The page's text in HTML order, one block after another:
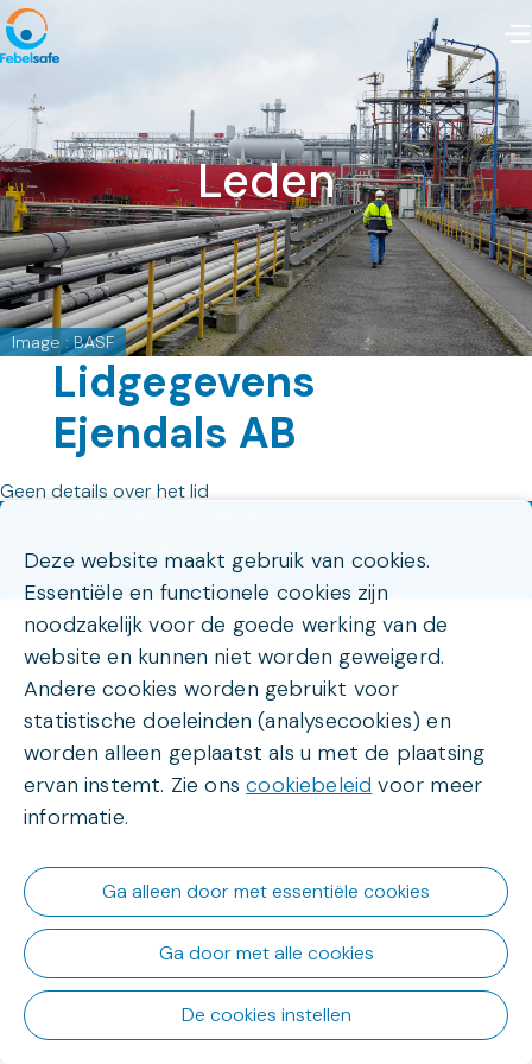
Leden
Image : BASF
Lidgegevens
Ejendals AB
Geen details over het lid
Persoonlijke gegevens
Cookies
Powered by Organica
Deze website maakt gebruik van cookies.
Essentiële en functionele cookies zijn
noodzakelijk voor de goede werking van de
website en kunnen niet worden geweigerd.
Andere cookies worden gebruikt voor
statistische doeleinden (analysecookies) en
worden alleen geplaatst als u met de plaatsing
ervan instemt. Zie onscookiebeleid voor meer
informatie.
Ga alleen door met essentiële cookies
Ga door met alle cookies
De cookies instellen